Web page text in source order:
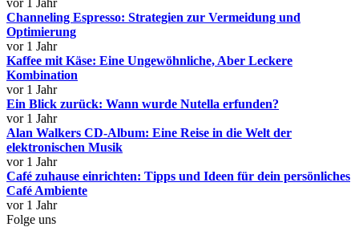
vor 1 Jahr
Channeling Espresso: Strategien zur Vermeidung und
Optimierung
vor 1 Jahr
Kaffee mit Käse: Eine Ungewöhnliche, Aber Leckere
Kombination
vor 1 Jahr
Ein Blick zurück: Wann wurde Nutella erfunden?
vor 1 Jahr
Alan Walkers CD-Album: Eine Reise in die Welt der
elektronischen Musik
vor 1 Jahr
Café zuhause einrichten: Tipps und Ideen für dein persönliches
Café Ambiente
vor 1 Jahr
Folge uns